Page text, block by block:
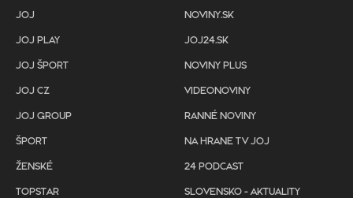
JOJ
JOJ PLAY
JOJ ŠPORT
JOJ CZ
JOJ GROUP
ŠPORT
ŽENSKÉ
TOPSTAR
NOVINY.SK
JOJ24.SK
NOVINY PLUS
VIDEONOVINY
RANNÉ NOVINY
NA HRANE TV JOJ
24 PODCAST
SLOVENSKO - AKTUALITY